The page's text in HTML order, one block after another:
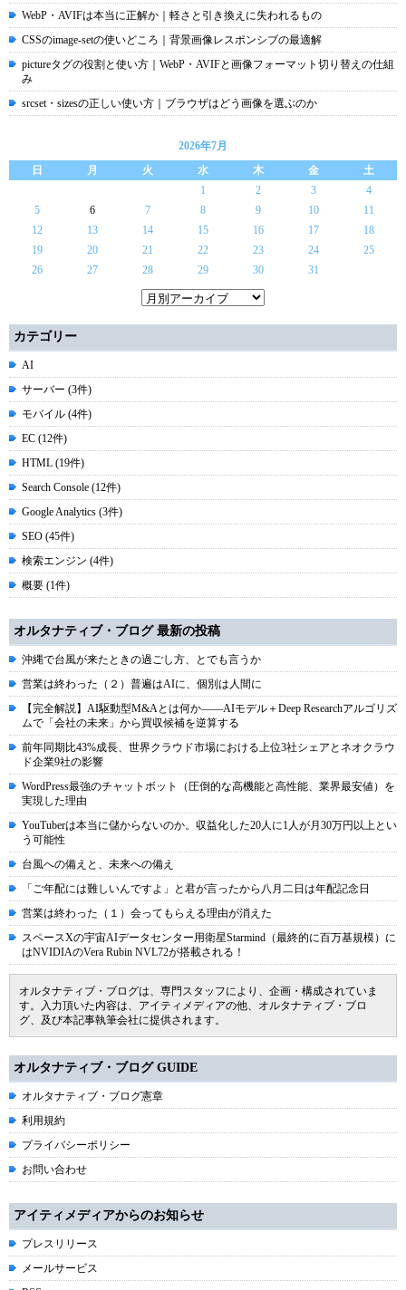
WebP・AVIFは本当に正解か｜軽さと引き換えに失われるもの
CSSのimage-setの使いどころ｜背景画像レスポンシブの最適解
pictureタグの役割と使い方｜WebP・AVIFと画像フォーマット切り替えの仕組
み
srcset・sizesの正しい使い方｜ブラウザはどう画像を選ぶのか
2026年7月
日
月 火 水 木 金
土
1
2 3
4
5
6 7 8 9 10
11
12
13 14 15 16 17
18
19
20 21 22 23 24
25
26
27 28 29 30 31
カテゴリー
AI
サーバー (3件)
モバイル (4件)
EC (12件)
HTML (19件)
Search Console (12件)
Google Analytics (3件)
SEO (45件)
検索エンジン (4件)
概要 (1件)
オルタナティブ・ブログ 最新の投稿
沖縄で台風が来たときの過ごし方、とでも言うか
営業は終わった（２）普遍はAIに、個別は人間に
【完全解説】AI駆動型M&Aとは何か――AIモデル＋Deep Researchアルゴリズ
ムで「会社の未来」から買収候補を逆算する
前年同期比43%成長、世界クラウド市場における上位3社シェアとネオクラウ
ド企業9社の影響
WordPress最強のチャットボット（圧倒的な高機能と高性能、業界最安値）を
実現した理由
YouTuberは本当に儲からないのか。収益化した20人に1人が月30万円以上とい
う可能性
台風への備えと、未来への備え
「ご年配には難しいんですよ」と君が言ったから八月二日は年配記念日
営業は終わった（１）会ってもらえる理由が消えた
スペースXの宇宙AIデータセンター用衛星Starmind（最終的に百万基規模）に
はNVIDIAのVera Rubin NVL72が搭載される！
オルタナティブ・ブログは、専門スタッフにより、企画・構成されていま
す。入力頂いた内容は、アイティメディアの他、オルタナティブ・ブロ
グ、及び本記事執筆会社に提供されます。
オルタナティブ・ブログ GUIDE
オルタナティブ・ブログ憲章
利用規約
プライバシーポリシー
お問い合わせ
アイティメディアからのお知らせ
プレスリリース
メールサービス